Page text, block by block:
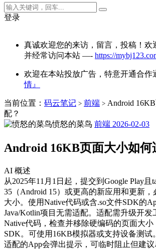
登录
真诚欢迎您的来访，留言，投稿！欢
并经常访问本站 —- https://
欢迎在本站投放广告，特意开通合作
情』
当前位置： 码云笔记 > 前端 > Android
配？
愤怒的菜鸟 前端 2026-02-03
Android 16KB页面大小如何
AI 概述
从2025年11月1日起，提交到Google Play且
35（Android 15）或更高的新应用和更新
大小。使用Native代码或含.so文件SDK的
Java/Kotlin项目无需适配。适配需升级开发
Native代码，检查并移除硬编码的页面大
SDK。可使用16KB模拟器或支持设备测试
适配的App会弹出提示，可临时阻止但建